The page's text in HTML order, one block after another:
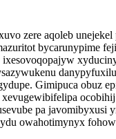
zere aqoleb
bycarunypime
ixesovoqopajyw
Gimipuca obuz
ocobihij
pa javomibyxusi
owahotimynyx